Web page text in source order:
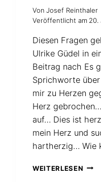
Von Josef Reinthaler
Veröffentlicht am 20.
Diesen Fragen
Ulrike Güdel in
Beitrag nach Es
Sprichworte
mir zu Herzen
Herz
auf… Dies ist
mein Herz und
hartherzig… Wie
WEITERLESEN WAS